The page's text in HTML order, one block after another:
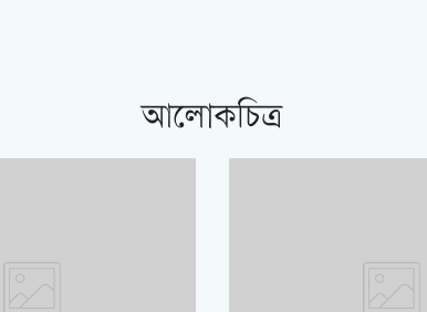
আলোকচিত্র